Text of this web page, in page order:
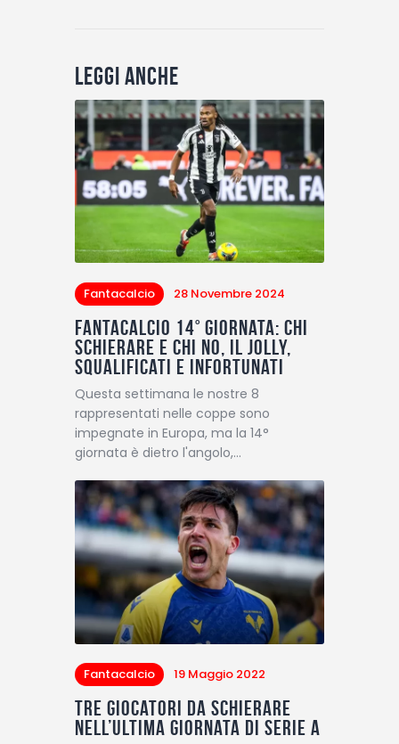
Leggi anche
Fantacalcio 28 Novembre 2024
Fantacalcio 14° giornata: chi
schierare e chi no, il Jolly,
squalificati e infortunati
Questa settimana le nostre 8
rappresentati nelle coppe sono
impegnate in Europa, ma la 14°
giornata è dietro l'angolo,…
Fantacalcio 19 Maggio 2022
Tre giocatori da schierare
nell’ultima giornata di Serie A